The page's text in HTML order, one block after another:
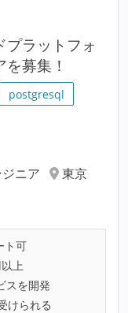
ラットフォ
募集！
postgresql
ニア
東京
ト可
上
スを開発
けられる